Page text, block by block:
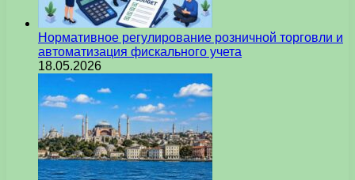
Нормативное регулирование розничной торговли и
автоматизация фискального учета
18.05.2026